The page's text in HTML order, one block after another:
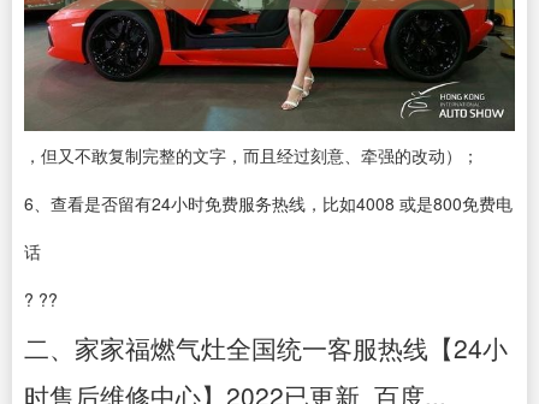
，但又不敢复制完整的文字，而且经过刻意、牵强的改动）；
6、查看是否留有24小时免费服务热线，比如4008 或是800免费电
话
? ??
二、家家福燃气灶全国统一客服热线【24小
时售后维修中心】2022已更新_百度...